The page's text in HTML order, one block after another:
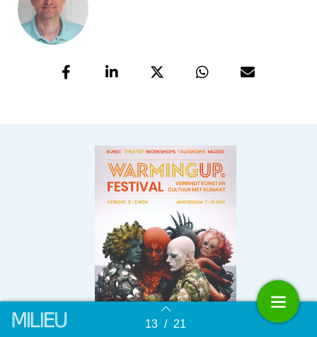
Terug naar overzicht 13 / 21